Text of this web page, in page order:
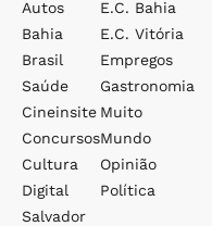
Autos
Bahia
Brasil
Saúde
Cineinsite
Concursos
Cultura
Digital
Salvador
E.c. Bahia
E.c. Vitória
Empregos
Gastronomia
Muito
Mundo
Opinião
Política